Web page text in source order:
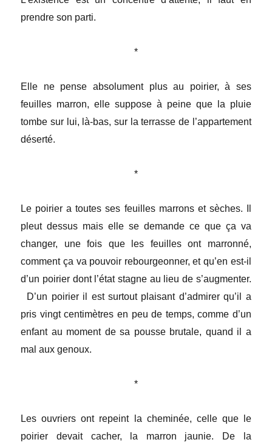
prendre son parti.
*
Elle ne pense absolument plus au poirier, à ses
feuilles marron, elle suppose à peine que la pluie
tombe sur lui, là-bas, sur la terrasse de l’appartement
déserté.
*
Le poirier a toutes ses feuilles marrons et sèches. Il
pleut dessus mais elle se demande ce que ça va
changer, une fois que les feuilles ont marronné,
comment ça va pouvoir rebourgeonner, et qu’en est-il
d’un poirier dont l’état stagne au lieu de s’augmenter.
D’un poirier il est surtout plaisant d’admirer qu’il a
pris vingt centimètres en peu de temps, comme d’un
enfant au moment de sa pousse brutale, quand il a
mal aux genoux.
*
Les ouvriers ont repeint la cheminée, celle que le
poirier devait cacher, la marron jaunie. De la